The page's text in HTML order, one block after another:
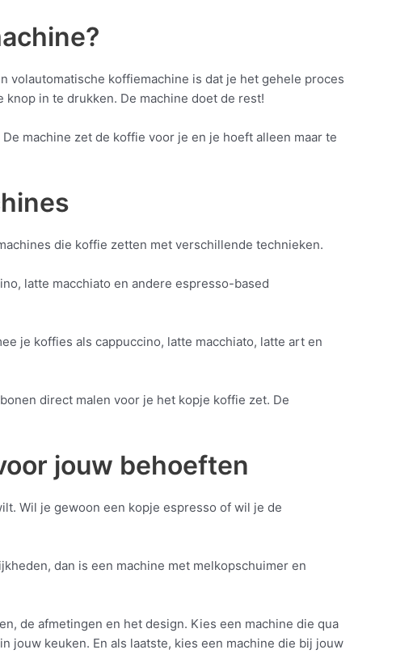
volautomatische koffiemachine is dat je het gehele proces
in te drukken. De machine doet de rest!
machine zet de koffie voor je en je hoeft alleen maar te
die koffie zetten met verschillende technieken.
latte macchiato en andere espresso-based
je koffies als cappuccino, latte macchiato, latte art en
direct malen voor je het kopje koffie zet. De
jouw behoeften
Wil je gewoon een kopje espresso of wil je de
dan is een machine met melkopschuimer en
de afmetingen en het design. Kies een machine die qua
jouw keuken. En als laatste, kies een machine die bij jouw